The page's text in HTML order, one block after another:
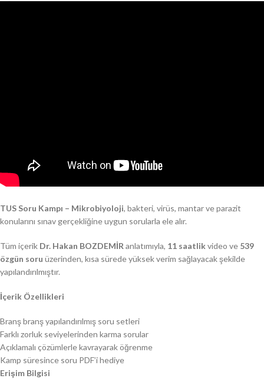
TUS Soru Kampı – Mikrobiyoloji, bakteri, virüs, mantar ve parazit
konularını sınav gerçekliğine uygun sorularla ele alır.
Tüm içerik Dr. Hakan BOZDEMİR anlatımıyla, 11 saatlikvideo ve 539
özgün soru üzerinden, kısa sürede yüksek verim sağlayacak şekilde
yapılandırılmıştır.
İçerik Özellikleri
Branş branş yapılandırılmış soru setleri
Farklı zorluk seviyelerinden karma sorular
Açıklamalı çözümlerle kavrayarak öğrenme
Kamp süresince soru PDF’i hediye
Erişim Bilgisi